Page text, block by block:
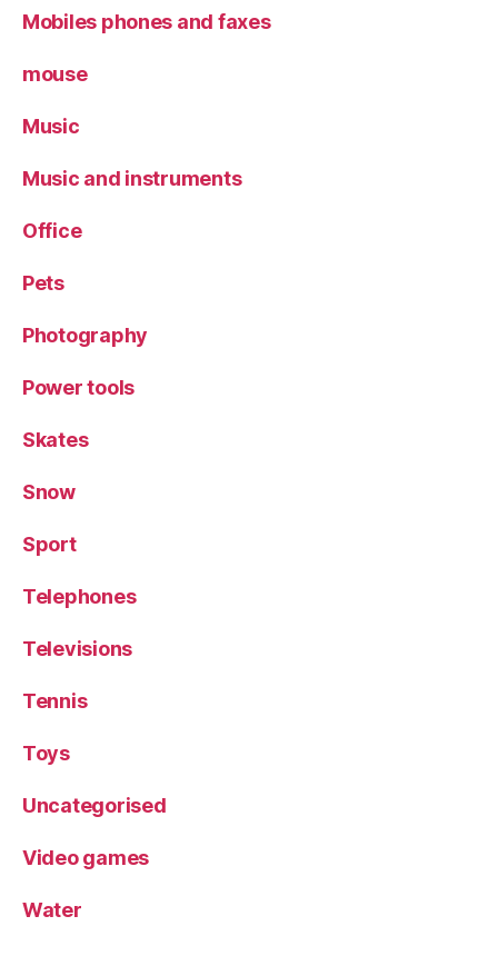
Mobiles phones and faxes
mouse
Music
Music and instruments
Office
Pets
Photography
Power tools
Skates
Snow
Sport
Telephones
Televisions
Tennis
Toys
Uncategorised
Video games
Water